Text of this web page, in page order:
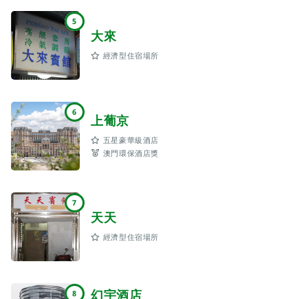
5
大來
經濟型住宿場所
6 上葡京
五星豪華級酒店
澳門環保酒店獎
7
天天
經濟型住宿場所
8 幻宇酒店